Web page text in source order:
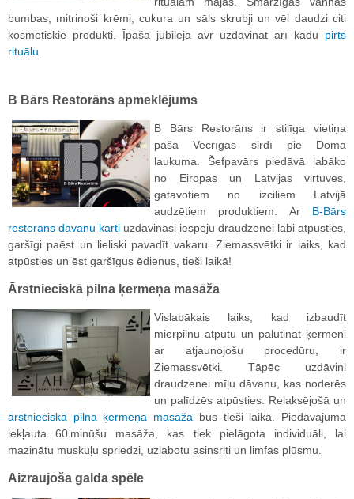
bumbas, mitrinoši krēmi, cukura un sāls skrubji un vēl daudzi citi
kosmētiskie produkti. Īpašā jubilejā avr uzdāvināt arī kādu pirts
rituālu.
B Bārs Restorāns apmeklējums
B Bārs Restorāns ir stilīga vietiņa
pašā Vecrīgas sirdī pie Doma
laukuma. Šefpavārs piedāvā labāko
no Eiropas un Latvijas virtuves,
gatavotiem no izciliem Latvijā
audzētiem produktiem. Ar B-Bārs
restorāns dāvanu karti uzdāvināsi iespēju draudzenei labi atpūsties,
garšīgi paēst un lieliski pavadīt vakaru. Ziemassvētki ir laiks, kad
atpūsties un ēst garšīgus ēdienus, tieši laikā!
Ārstnieciskā pilna ķermeņa masāža
Vislabākais laiks, kad izbaudīt
mierpilnu atpūtu un palutināt ķermeni
ar atjaunojošu procedūru, ir
Ziemassvētki. Tāpēc uzdāvini
draudzenei mīļu dāvanu, kas noderēs
un palīdzēs atpūsties. Relaksējošā un
ārstnieciskā pilna ķermeņa masāža būs tieši laikā. Piedāvājumā
iekļauta 60 minūšu masāža, kas tiek pielāgota individuāli, lai
mazinātu muskuļu spriedzi, uzlabotu asinsriti un limfas plūsmu.
Aizraujoša galda spēle